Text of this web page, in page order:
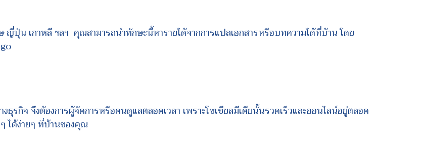
ปุ่น เกาหลี ฯลฯ คุณสามารถนำทักษะนี้หารายได้จากการแปลเอกสารหรือบทความได้ที่บ้าน โดย
รกิจ จึงต้องการผู้จัดการหรือคนดูแลตลอดเวลา เพราะโซเชียลมีเดียนั้นรวดเร็วและออนไลน์อยู่ตลอด
ได้ง่ายๆ ที่บ้านของคุณ